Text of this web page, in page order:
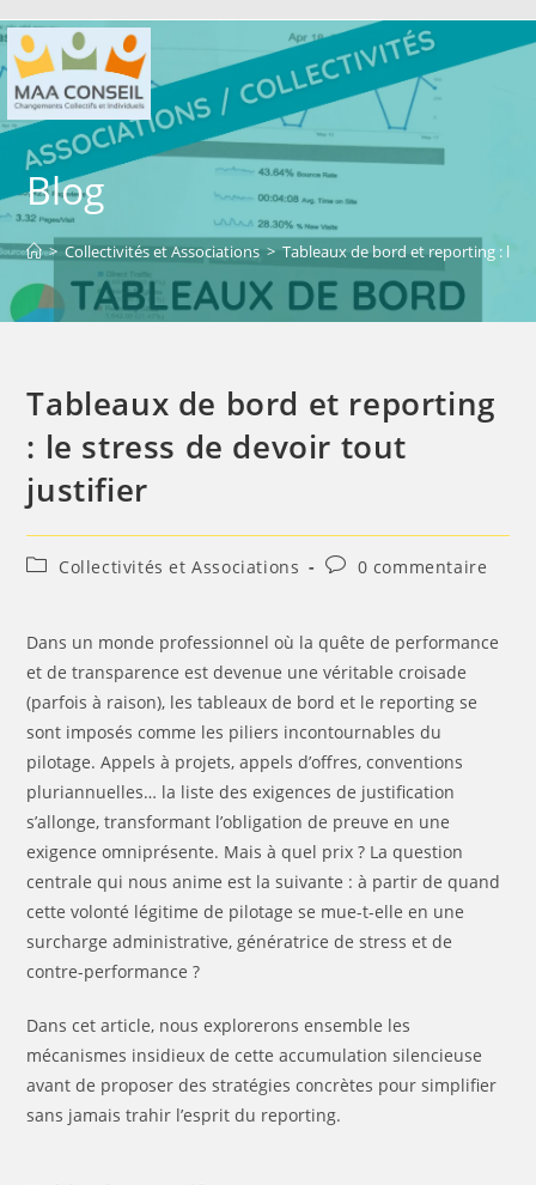
Blog
> Collectivités et Associations > Tableaux de bord et reporting : le
Tableaux de bord et reporting
: le stress de devoir tout
justifier
Collectivités et Associations 0 commentaire
Dans un monde professionnel où la quête de performance
et de transparence est devenue une véritable croisade
(parfois à raison), les tableaux de bord et le reporting se
sont imposés comme les piliers incontournables du
pilotage. Appels à projets, appels d’offres, conventions
pluriannuelles… la liste des exigences de justification
s’allonge, transformant l’obligation de preuve en une
exigence omniprésente. Mais à quel prix ? La question
centrale qui nous anime est la suivante : à partir de quand
cette volonté légitime de pilotage se mue-t-elle en une
surcharge administrative, génératrice de stress et de
contre-performance ?
Dans cet article, nous explorerons ensemble les
mécanismes insidieux de cette accumulation silencieuse
avant de proposer des stratégies concrètes pour simplifier
sans jamais trahir l’esprit du reporting.